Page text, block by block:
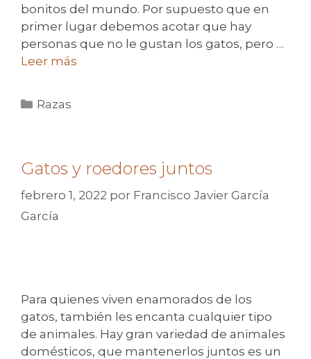
bonitos del mundo. Por supuesto que en
primer lugar debemos acotar que hay
personas que no le gustan los gatos, pero …
Leer más
Categorías
Razas
Gatos y roedores juntos
febrero 1, 2022 por Francisco Javier García
García
Para quienes viven enamorados de los
gatos, también les encanta cualquier tipo
de animales. Hay gran variedad de animales
domésticos, que mantenerlos juntos es un